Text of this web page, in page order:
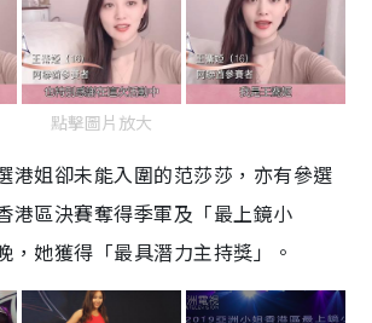
點擊圖片放大
港姐卻未能入圍的范莎莎，亦有參選
港區決賽奪得季軍及「最上鏡小
，她獲得「最具潛力主持獎」。